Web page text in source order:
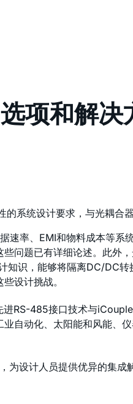
项和解决
系统设计要求，与光耦合
率、EMI和物料成本等
问题已有详细论述。此外
识，能够将隔离DC/DC
设计挑战。
进RS-485接口技术与i
自动化、太阳能和风能、
设计人员提供优异的集成